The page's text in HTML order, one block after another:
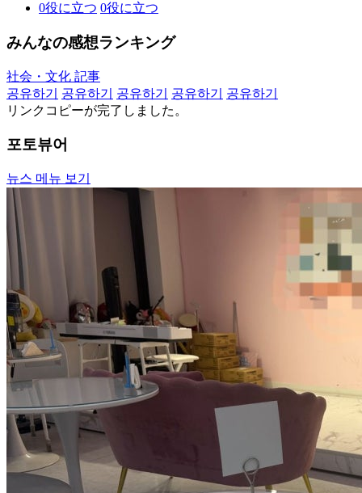
0役に立つ 0役に立つ
みんなの感想ランキング
社会・文化 記事
공유하기
공유하기 공유하기 공유하기
공유하기
リンクコピーが完了しました。
포토뷰어
뉴스 메뉴 보기